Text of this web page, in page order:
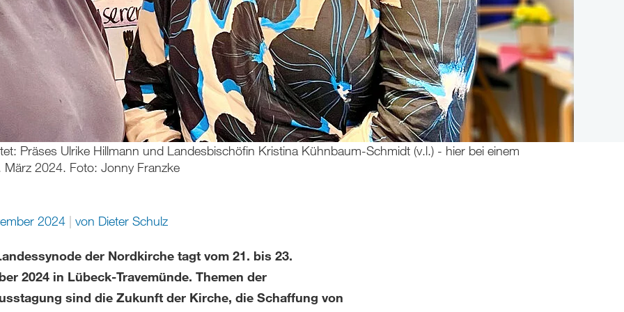
Präses Ulrike Hillmann und Landesbischöfin Kristina Kühnbaum-Schmidt (v.l.) - hier bei einem
2024. Foto: Jonny Franzke
2024 von Dieter Schulz
der Nordkirche tagt vom 21. bis 23.
2024 in Lübeck-Travemünde. Themen der
sind die Zukunft der Kirche, die Schaffung von